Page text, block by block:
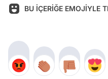
BU İÇERİĞE EMOJİYLE